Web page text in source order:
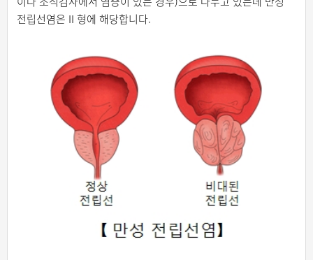
전립선염은 II 형에 해당합니다.